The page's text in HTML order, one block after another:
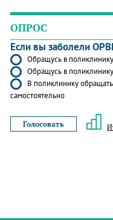
ОПРОС
Если вы заболели
Обращусь в
Обращусь в
В поликлинику
самостоятельно